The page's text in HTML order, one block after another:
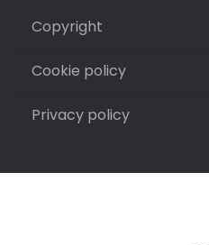
Copyright
Cookie policy
Privacy policy